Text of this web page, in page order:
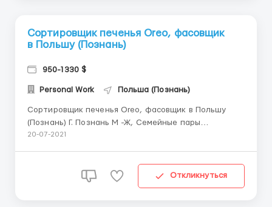
Сортировщик печенья Oreo, фасовщик
в Польшу (Познань)
950-1330 $
Personal Work Польша (Познань)
Сортировщик печенья Oreo, фасовщик в Польшу
(Познань) Г. Познань М -Ж, Семейные пары
возрастом от 18 лет. Высокооплачиваемая работа
договору «Umowa Zlecenie» Работа только по визе.
20-07-2021
Откликнуться